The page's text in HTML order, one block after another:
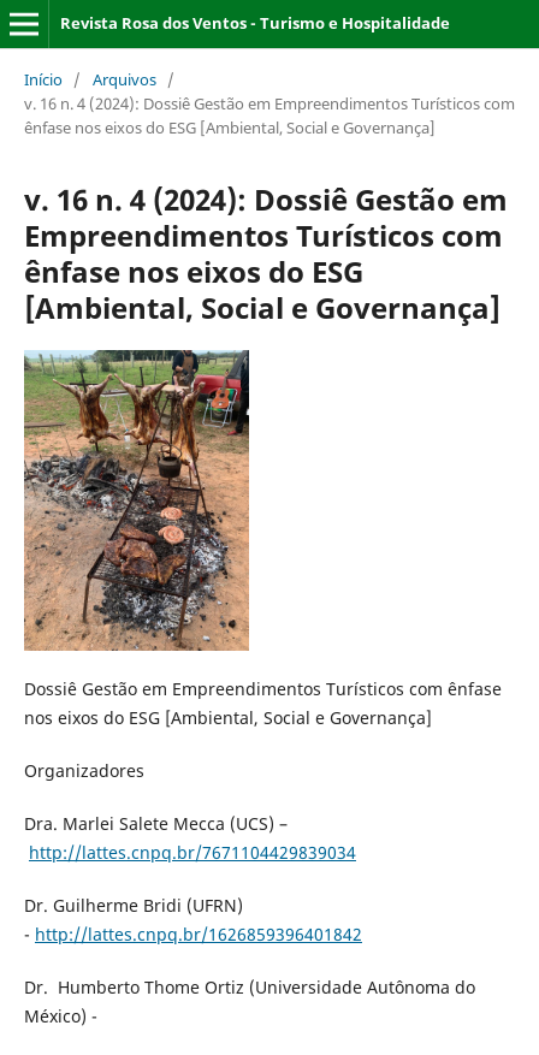
Revista Rosa dos Ventos - Turismo e Hospitalidade
Início / Arquivos /
v. 16 n. 4 (2024): Dossiê Gestão em Empreendimentos Turísticos com
ênfase nos eixos do ESG [Ambiental, Social e Governança]
v. 16 n. 4 (2024): Dossiê Gestão em
Empreendimentos Turísticos com
ênfase nos eixos do ESG
[Ambiental, Social e Governança]
Dossiê Gestão em Empreendimentos Turísticos com ênfase
nos eixos do ESG [Ambiental, Social e Governança]
Organizadores
Dra. Marlei Salete Mecca (UCS) –
http://lattes.cnpq.br/7671104429839034
Dr. Guilherme Bridi (UFRN)
- http://lattes.cnpq.br/1626859396401842
Dr. Humberto Thome Ortiz (Universidade Autônoma do
México) -